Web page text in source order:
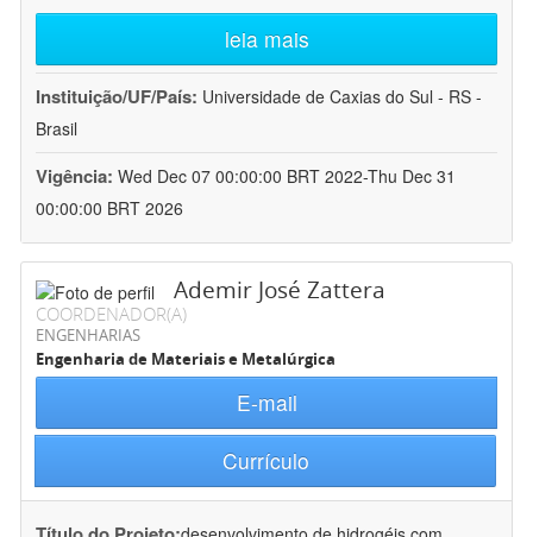
leia mais
Instituição/UF/País: Universidade de Caxias do Sul - RS -
Brasil
Vigência: Wed Dec 07 00:00:00 BRT 2022-Thu Dec 31
00:00:00 BRT 2026
Ademir José Zattera
COORDENADOR(A)
ENGENHARIAS
Engenharia de Materiais e Metalúrgica
E-mail
Currículo